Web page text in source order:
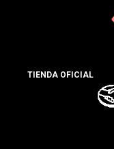
TIENDA OFICIAL